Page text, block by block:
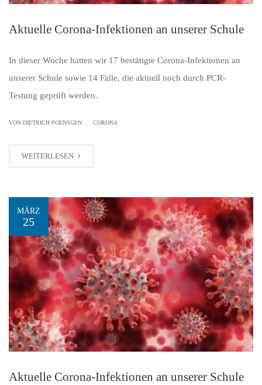
Aktuelle Corona-Infektionen an unserer Schule
In dieser Woche hatten wir 17 bestätigte Corona-Infektionen an
unserer Schule sowie 14 Fälle, die aktuell noch durch PCR-
Testung geprüft werden.
VON DIETRICH POENSGEN CORONA
WEITERLESEN
MÄRZ
25
Aktuelle Corona-Infektionen an unserer Schule